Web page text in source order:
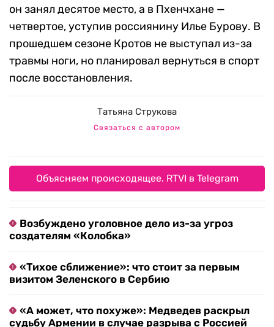
он занял десятое место, а в Пхенчхане —
четвертое, уступив россиянину Илье Бурову. В
прошедшем сезоне Кротов не выступал из-за
травмы ноги, но планировал вернуться в спорт
после восстановления.
Татьяна Струкова
Связаться с автором
Объясняем происходящее. RTVI в Telegram
Возбуждено уголовное дело из-за угроз
создателям «Колобка»
«Тихое сближение»: что стоит за первым
визитом Зеленского в Сербию
«А может, что похуже»: Медведев раскрыл
судьбу Армении в случае разрыва с Россией